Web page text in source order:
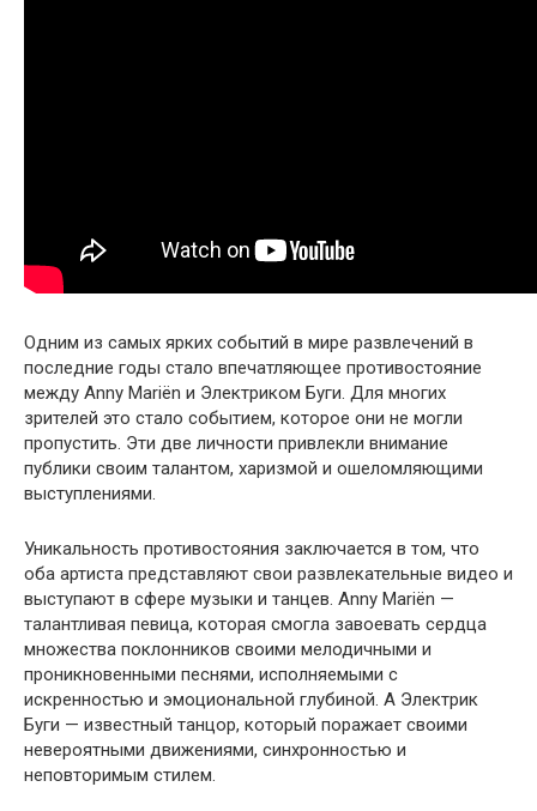
Одним из самых ярких событий в мире развлечений в
последние годы стало впечатляющее противостояние
между Anny Mariën и Электриком Буги. Для многих
зрителей это стало событием, которое они не могли
пропустить. Эти две личности привлекли внимание
публики своим талантом, харизмой и ошеломляющими
выступлениями.
Уникальность противостояния заключается в том, что
оба артиста представляют свои развлекательные видео и
выступают в сфере музыки и танцев. Anny Mariën —
талантливая певица, которая смогла завоевать сердца
множества поклонников своими мелодичными и
проникновенными песнями, исполняемыми с
искренностью и эмоциональной глубиной. А Электрик
Буги — известный танцор, который поражает своими
невероятными движениями, синхронностью и
неповторимым стилем.